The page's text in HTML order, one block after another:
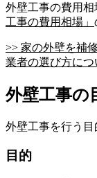
外壁工事の費用
工事の費用相場」
>> 家の外壁を補
業者の選び方につ
外壁工事の
外壁工事を行う目
目的